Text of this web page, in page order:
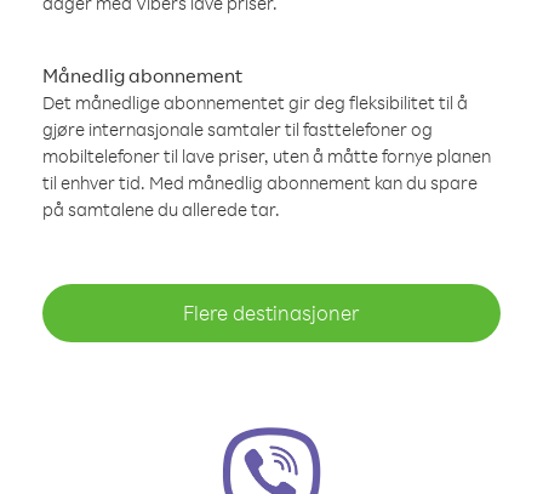
Månedlig abonnement
Det månedlige abonnementet gir deg fleksibilitet til å
gjøre internasjonale samtaler til fasttelefoner og
mobiltelefoner til lave priser, uten å måtte fornye planen
til enhver tid. Med månedlig abonnement kan du spare
på samtalene du allerede tar.
Flere destinasjoner